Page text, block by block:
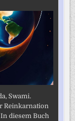
Swami.
Reinkarnation
diesem Buch